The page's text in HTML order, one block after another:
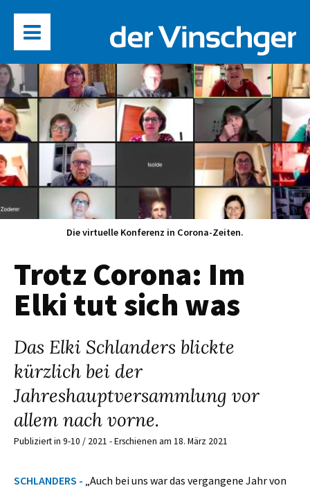
Die virtuelle Konferenz in Corona-Zeiten.
Trotz Corona: Im
Elki tut sich was
Das Elki Schlanders blickte
kürzlich bei der
Jahreshauptversammlung vor
allem nach vorne.
Publiziert in 9-10 / 2021 - Erschienen am 18. März 2021
SCHLANDERS - „Auch bei uns war das vergangene Jahr von